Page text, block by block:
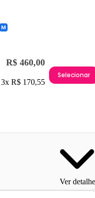
R$ 460,00
3x R$ 170,55
Selecionar
Ver